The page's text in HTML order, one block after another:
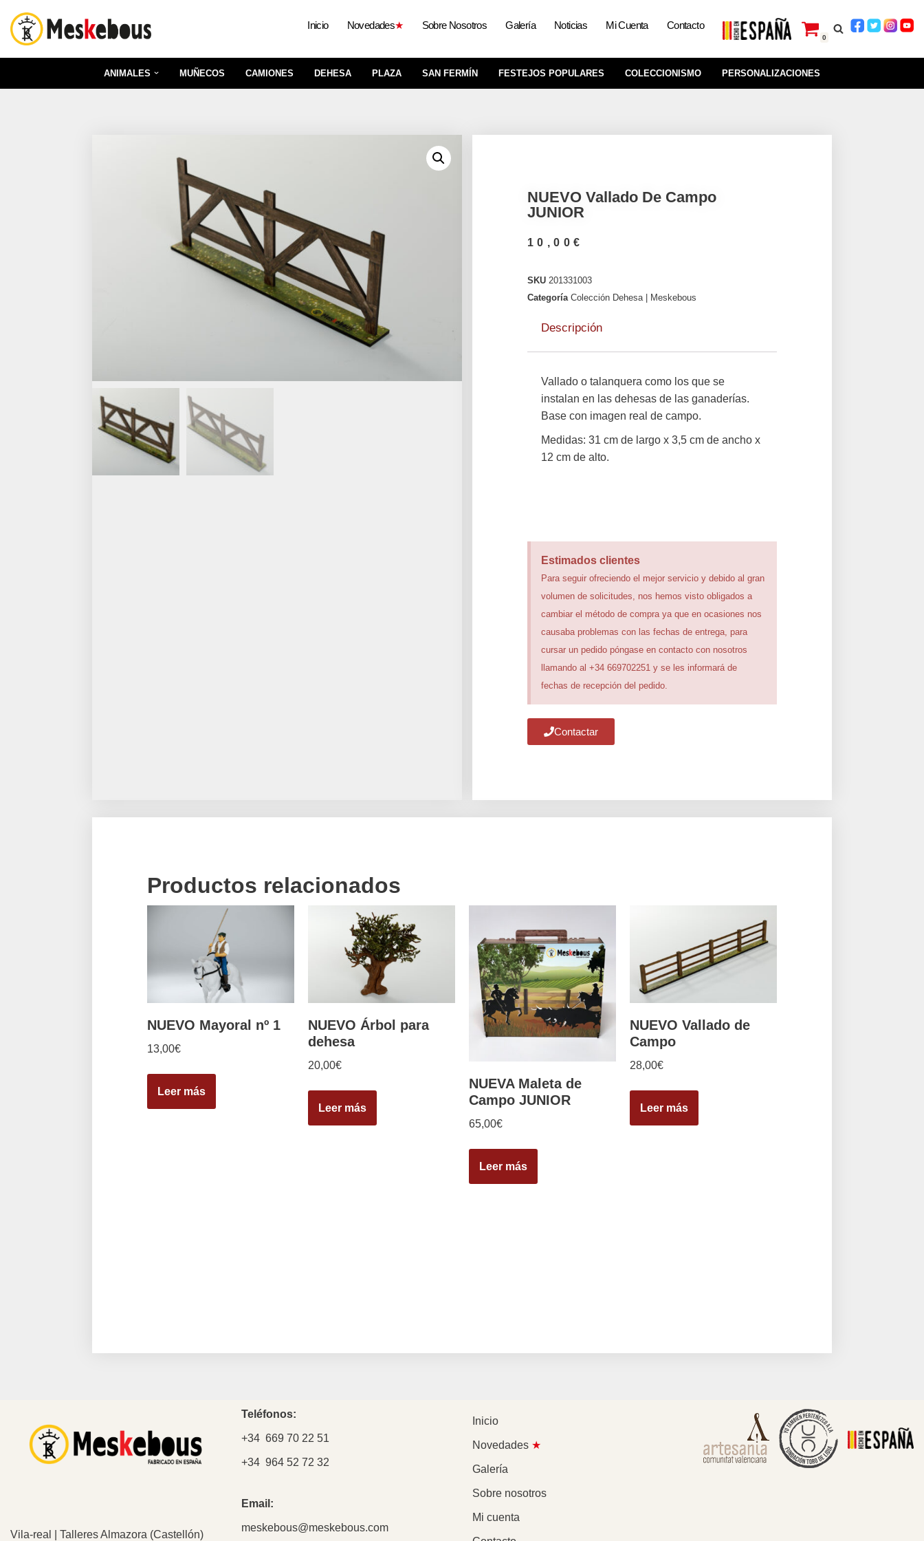
Saltar
Inicio Novedades★ Sobre Nosotros Galería Noticias Mi Cuenta Contacto
0
ANIMALES MUÑECOS CAMIONES DEHESA PLAZA SAN FERMÍN FESTEJOS POPULARES COLECCIONISMO PERSONALIZACIONES
NUEVO Vallado De Campo
JUNIOR
10,00 €
SKU 201331003
Categoría Colección Dehesa | Meskebous
Descripción
Vallado o talanquera como los que se
instalan en las dehesas de las ganaderías.
Base con imagen real de campo.
Medidas: 31 cm de largo x 3,5 cm de ancho x
12 cm de alto.
Estimados clientes
Para seguir ofreciendo el mejor servicio y debido al gran
volumen de solicitudes, nos hemos visto obligados a
cambiar el método de compra ya que en ocasiones nos
causaba problemas con las fechas de entrega, para
cursar un pedido póngase en contacto con nosotros
llamando al +34 669702251 y se les informará de
fechas de recepción del pedido.
Contactar
Productos relacionados
NUEVO Mayoral nº 1
13,00€
Leer más
NUEVO Árbol para
dehesa
20,00€
Leer más
NUEVA Maleta de
Campo JUNIOR
65,00€
Leer más
NUEVO Vallado de
Campo
28,00€
Leer más
Vila-real | Talleres Almazora (Castellón)
Teléfonos:
+34 669 70 22 51
+34 964 52 72 32
Email:
meskebous@meskebous.com
Inicio
Novedades ★
Galería
Sobre nosotros
Mi cuenta